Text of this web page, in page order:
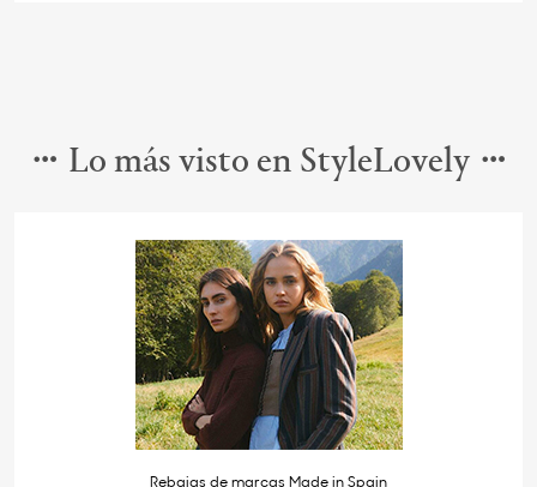
Lo más visto en StyleLovely
Rebajas de marcas Made in Spain